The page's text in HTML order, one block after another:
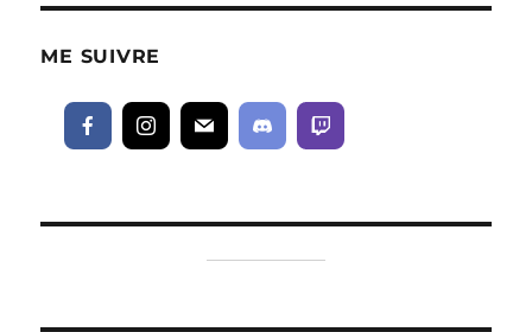
publications
CÉD
ME SUIVRE